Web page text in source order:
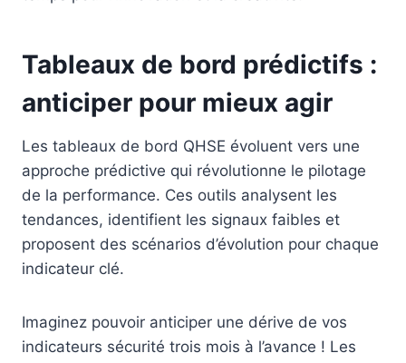
Tableaux de bord prédictifs :
anticiper pour mieux agir
Les tableaux de bord QHSE évoluent vers une
approche prédictive qui révolutionne le pilotage
de la performance. Ces outils analysent les
tendances, identifient les signaux faibles et
proposent des scénarios d’évolution pour chaque
indicateur clé.
Imaginez pouvoir anticiper une dérive de vos
indicateurs sécurité trois mois à l’avance ! Les